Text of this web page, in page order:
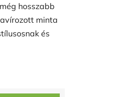
hosszabb
minta
és